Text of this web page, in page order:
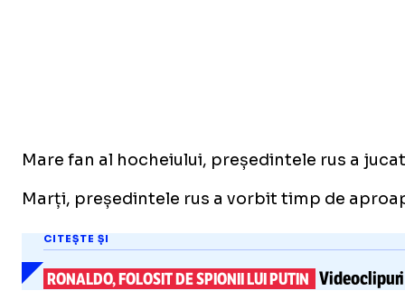
Mare fan al hocheiului, președintele rus a
Marți, președintele rus a vorbit timp de
CITEȘTE ȘI
RONALDO, FOLOSIT DE SPIONII LUI PUTIN